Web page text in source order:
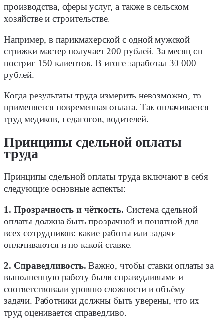
производства, сферы услуг, а также в сельском
хозяйстве и строительстве.
Например, в парикмахерской с одной мужской
стрижки мастер получает 200 рублей. За месяц он
постриг 150 клиентов. В итоге заработал 30 000
рублей.
Когда результаты труда измерить невозможно, то
применяется повременная оплата. Так оплачивается
труд медиков, педагогов, водителей.
Принципы сдельной оплаты
труда
Принципы сдельной оплаты труда включают в себя
следующие основные аспекты:
1. Прозрачность и чёткость. Система сдельной
оплаты должна быть прозрачной и понятной для
всех сотрудников: какие работы или задачи
оплачиваются и по какой ставке.
2. Справедливость. Важно, чтобы ставки оплаты за
выполненную работу были справедливыми и
соответствовали уровню сложности и объёму
задачи. Работники должны быть уверены, что их
труд оценивается справедливо.